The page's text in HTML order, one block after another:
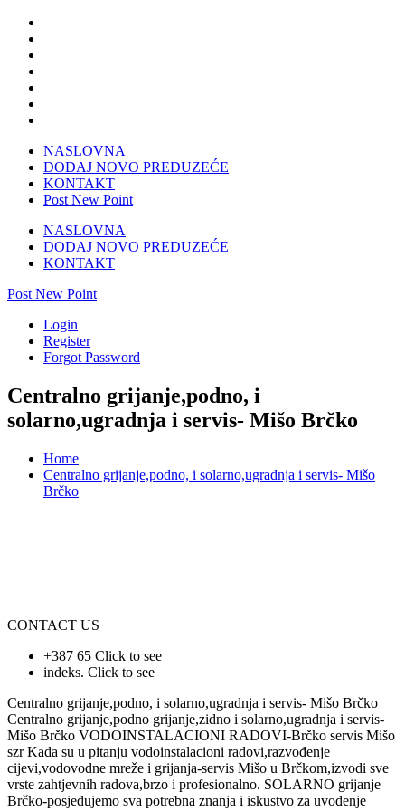
NASLOVNA
DODAJ NOVO PREDUZEĆE
KONTAKT
Post New Point
NASLOVNA
DODAJ NOVO PREDUZEĆE
KONTAKT
Post New Point
Login
Register
Forgot Password
Centralno grijanje,podno, i
solarno,ugradnja i servis- Mišo Brčko
Home
Centralno grijanje,podno, i solarno,ugradnja i servis- Mišo
Brčko
CONTACT US
+387 65 Click to see
indeks. Click to see
Centralno grijanje,podno, i solarno,ugradnja i servis- Mišo Brčko
Centralno grijanje,podno grijanje,zidno i solarno,ugradnja i servis-
Mišo Brčko VODOINSTALACIONI RADOVI-Brčko servis Mišo
szr Kada su u pitanju vodoinstalacioni radovi,razvođenje
cijevi,vodovodne mreže i grijanja-servis Mišo u Brčkom,izvodi sve
vrste zahtjevnih radova,brzo i profesionalno. SOLARNO grijanje
Brčko-posjedujemo sva potrebna znanja i iskustvo za uvođenje